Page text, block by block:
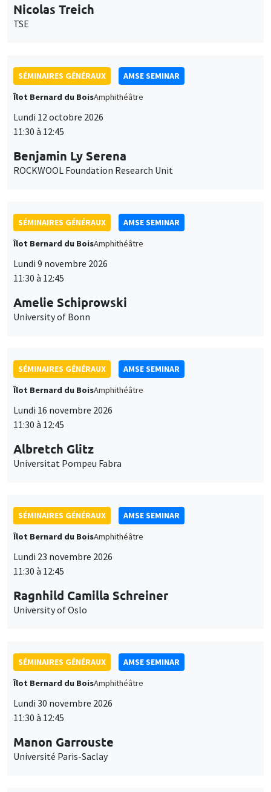
Nicolas Treich
TSE
SÉMINAIRES GÉNÉRAUX
AMSE SEMINAR
Îlot Bernard du BoisAmphithéâtre
Lundi 12 octobre 2026
11:30 à 12:45
Benjamin Ly Serena
ROCKWOOL Foundation Research Unit
SÉMINAIRES GÉNÉRAUX
AMSE SEMINAR
Îlot Bernard du BoisAmphithéâtre
Lundi 9 novembre 2026
11:30 à 12:45
Amelie Schiprowski
University of Bonn
SÉMINAIRES GÉNÉRAUX
AMSE SEMINAR
Îlot Bernard du BoisAmphithéâtre
Lundi 16 novembre 2026
11:30 à 12:45
Albretch Glitz
Universitat Pompeu Fabra
SÉMINAIRES GÉNÉRAUX
AMSE SEMINAR
Îlot Bernard du BoisAmphithéâtre
Lundi 23 novembre 2026
11:30 à 12:45
Ragnhild Camilla Schreiner
University of Oslo
SÉMINAIRES GÉNÉRAUX
AMSE SEMINAR
Îlot Bernard du BoisAmphithéâtre
Lundi 30 novembre 2026
11:30 à 12:45
Manon Garrouste
Université Paris-Saclay